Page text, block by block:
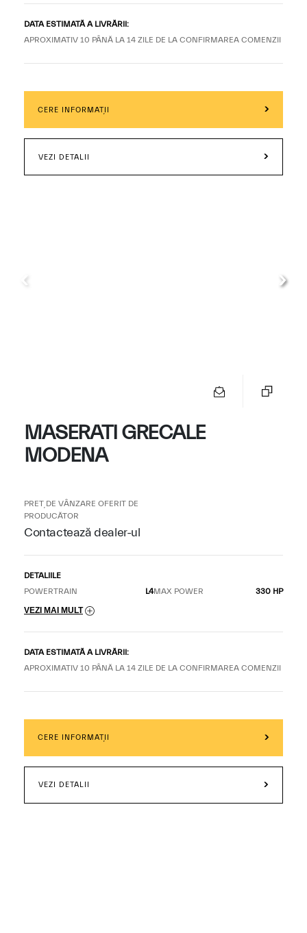
DATA ESTIMATĂ A LIVRĂRII:
APROXIMATIV 10 PÂNĂ LA 14 ZILE DE LA CONFIRMAREA COMENZII
CERE INFORMAȚII
VEZI DETALII
MASERATI GRECALE
MODENA
PREȚ DE VÂNZARE OFERIT DE
PRODUCĂTOR
Contactează dealer-ul
DETALIILE
POWERTRAIN
L4MAX POWER 330 HP
VEZI MAI MULT
DATA ESTIMATĂ A LIVRĂRII:
APROXIMATIV 10 PÂNĂ LA 14 ZILE DE LA CONFIRMAREA COMENZII
CERE INFORMAȚII
VEZI DETALII